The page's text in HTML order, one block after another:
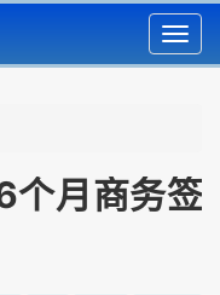
个月商务签